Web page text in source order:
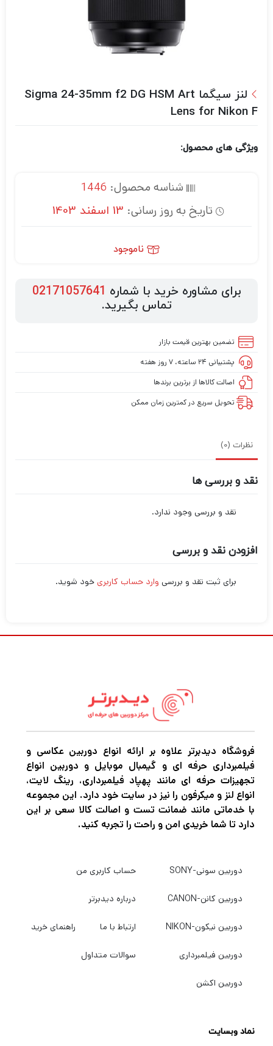
لنز سیگما Sigma 24-35mm f2 DG HSM Art
Lens for Nikon F
ویژگی های محصول:
شناسه محصول: 1446
تاریخ به روز رسانی: 13 اسفند 1403
ناموجود
برای مشاوره خرید با شماره 02171057641
تماس بگیرید.
تضمین بهترین قیمت بازار
پشتیبانی ۲۴ ساعته، ۷ روز هفته
اصالت کالاها از برترین برندها
تحویل سریع در کمترین زمان ممکن
نظرات (0)
نقد و بررسی ها
نقد و بررسی وجود ندارد.
افزودن نقد و بررسی
برای ثبت نقد و بررسی وارد حساب کاربری خود شوید.
فروشگاه دیدبرتر علاوه بر ارائه انواع دوربین عکاسی و
فیلمبرداری حرفه ای و گیمبال موبایل و دوربین انواع
تجهیزات حرفه ای مانند پهپاد فیلمبرداری، رینگ لایت،
انواع لنز و میکرفون را نیز در سایت خود دارد. این مجموعه
با خدماتی مانند ضمانت تست و اصالت کالا سعی بر این
دارد تا شما خریدی امن و راحت را تجربه کنید.
دوربین سونی-SONY
دوربین کانن-CANON
دوربین نیکون-NIKON
دوربین فیلمبرداری
دوربین اکشن
حساب کاربری من
درباره دیدبرتر
ارتباط با ما راهنمای خرید
سوالات متداول
نماد وبسایت